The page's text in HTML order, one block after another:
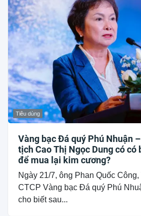
Tiêu dùng
Vàng bạc Đá quý Phú Nhuận
tịch Cao Thị Ngọc Dung có có
để mua lại kim cương?
Ngày 21/7, ông Phan Quốc
CTCP Vàng bạc Đá quý Phú
cho biết sau...